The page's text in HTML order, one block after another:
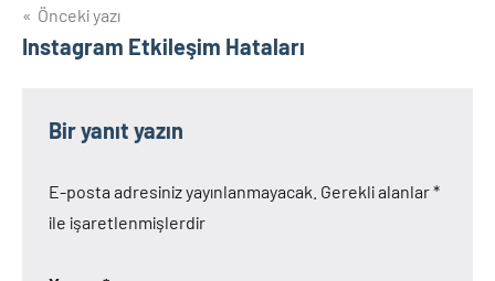
Yazı
gezinmesi
Önceki yazı
Instagram Etkileşim Hataları
Bir yanıt yazın
E-posta adresiniz yayınlanmayacak. Gerekli alanlar*
ile işaretlenmişlerdir